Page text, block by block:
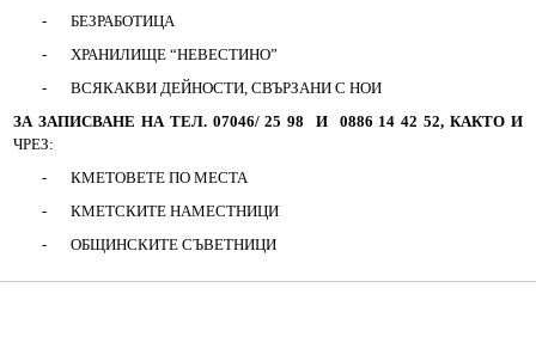
Решения 2023-2027
Комисии
Графици на комисии
-
БЕЗРАБОТИЦА
-
ХРАНИЛИЩЕ “НЕВЕСТИНО”
-
ВСЯКАКВИ ДЕЙНОСТИ, СВЪРЗАНИ С НОИ
ЗА ЗАПИСВАНЕ НА ТЕЛ. 07046/ 25 98 И 0886 14 42 52, КАКТО И
ЧРЕЗ:
-
КМЕТОВЕТЕ ПО МЕСТА
-
КМЕТСКИТЕ НАМЕСТНИЦИ
-
ОБЩИНСКИТЕ СЪВЕТНИЦИ